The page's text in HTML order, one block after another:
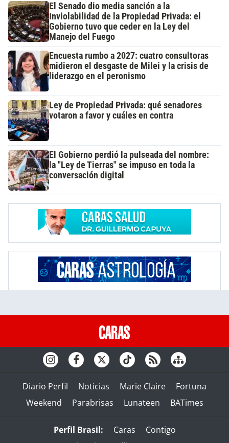
El Senado dio media sanción a la
Inviolabilidad de la Propiedad Privada: el
Gobierno tuvo que ceder en la Ley del
Manejo del Fuego
Encuesta rumbo a 2027: cuatro consultoras
midieron el desgaste de Milei y la crisis de
liderazgo en el peronismo
Ley de Propiedad Privada: qué senadores
votaron a favor y cuáles en contra
El Gobierno perdió la pulseada del nombre:
la "Ley de Tierras" se impuso en toda la
conversación digital
Diario Perfil Noticias Marie Claire
Fortuna
Weekend
Parabrisas Lunateen BATimes
Perfil Brasil: Caras
Contigo